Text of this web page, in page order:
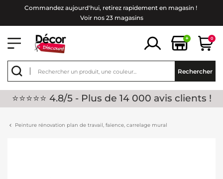
Commandez aujourd'hui, retirez rapidement en magasin !
Voir nos 23 magasins
+ 0
Rechercher
⭐⭐⭐⭐⭐ 4.8/5 - Plus de 14 000 avis clients !
Peinture rénovation plan de travail, faïence, carrelage mural